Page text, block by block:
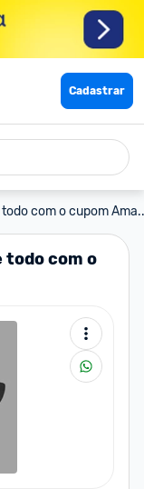
Cadastrar
todo com o cupom
todo com o